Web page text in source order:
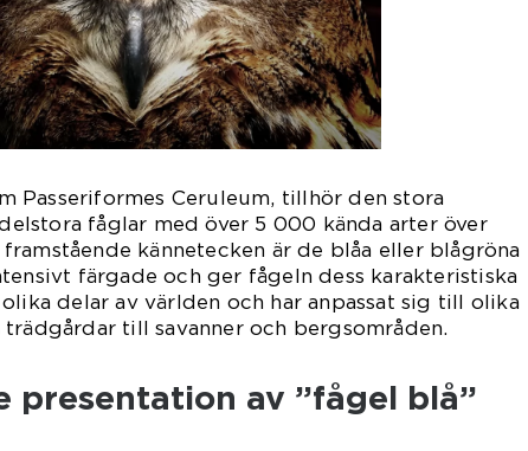
Passeriformes Ceruleum, tillhör den stora
fåglar med över 5 000 kända arter över
framstående kännetecken är de blåa eller blågröna
färgade och ger fågeln dess karakteristiska
delar av världen och har anpassat sig till olika
till savanner och bergsområden.
presentation av ”fågel blå”